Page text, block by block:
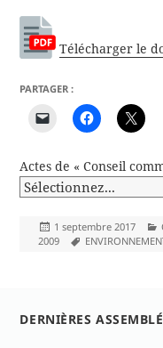
Télécharger le
PARTAGER :
Actes de « Conseil
Publié
le
1 septembre 2017
2009
Mots-
DERNIÈRES